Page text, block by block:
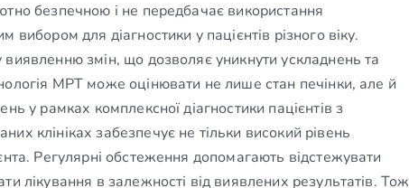
безпечною і не передбачає використання
для діагностики у пацієнтів різного віку.
змін, що дозволяє уникнути ускладнень та
МРТ може оцінювати не лише стан печінки, але й
у рамках комплексної діагностики пацієнтів з
клініках забезпечує не тільки високий рівень
Регулярні обстеження допомагають відстежувати
лікування в залежності від виявлених результатів. Тож